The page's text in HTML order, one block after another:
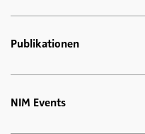
Publikationen
NIM Events